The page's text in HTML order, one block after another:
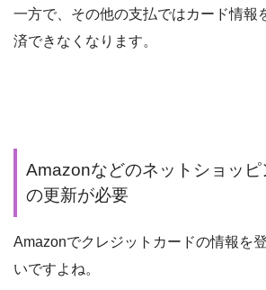
一方で、その他の支払ではカード情報
済できなくなります。
Amazonなどのネットショッ
の更新が必要
Amazonでクレジットカードの情報を
いですよね。